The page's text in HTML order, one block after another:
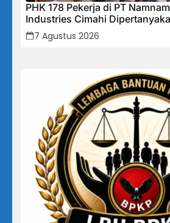
PHK 178 Pekerja di PT
Industries Cimahi
Klaim Rugi, Laporan Keuangan
Tunjukkan Penurunan Laba.
7 Agustus 2026